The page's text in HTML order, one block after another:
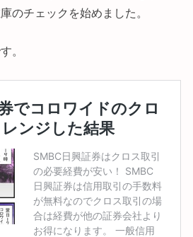
のチェックを始めました。
。